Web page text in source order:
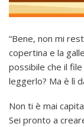
“Bene, non mi
copertina e la
possibile che il
leggerlo? Ma è lì
Non ti è mai
Sei pronto a